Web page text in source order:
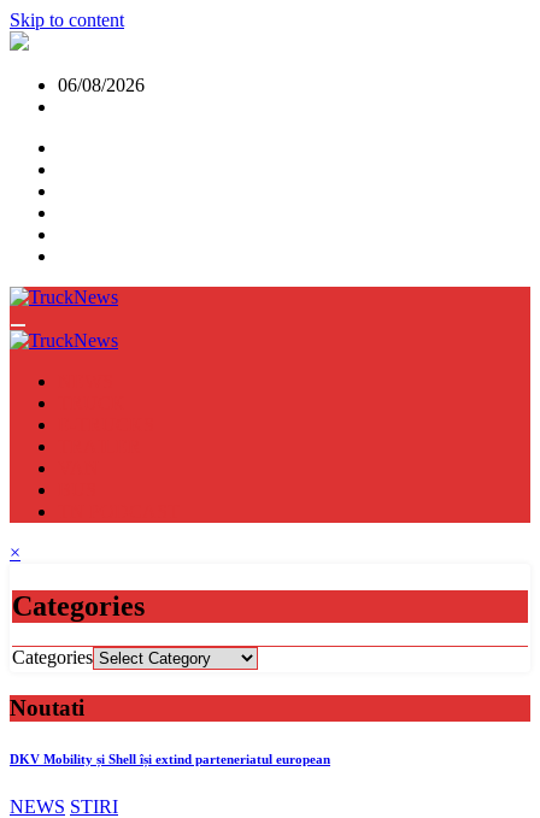
Skip to content
06/08/2026
×
Categories
Categories
Noutati
DKV Mobility și Shell își extind parteneriatul european
NEWS STIRI